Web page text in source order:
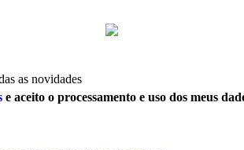
as novidades
e aceito o processamento e uso dos meus